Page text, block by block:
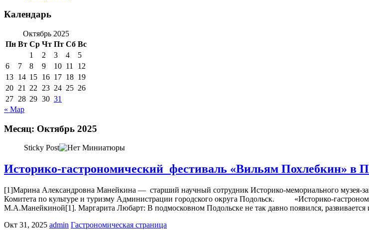
Календарь
Октябрь 2025
Пн Вт Ср Чт Пт Сб Вс
1
2 3 4
5
6
7 8 9 10 11
12
13 14 15 16 17 18 19
20 21 22 23 24 25 26
27 28 29 30 31
« Мар
Месяц: Октябрь 2025
Sticky Post
Историко-гастрономический фестиваль «Вильям Похлебкин»
[1]Марина Александровна Манейкина — старший научный сотрудник Историко-мемориального музея-
Комитета по культуре и туризму Администрации городского округа Подольск. «Историко-
М.А.Манейкиной[1]. Маргарита Любарт: В подмосковном Подольске не так давно появился, развивается
Окт 31, 2025 admin Гастрономическая страница